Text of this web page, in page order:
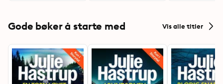
Gode bøker å starte med Vis alle titler